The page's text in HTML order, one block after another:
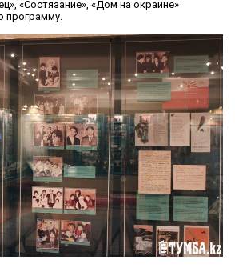
«Состязание», «Дом на окраине»